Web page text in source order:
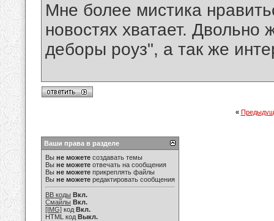
Мне более мистика
новостях хватает.
деборы роуз", а так же
«
Ваши права в разделе
Вы не можете создавать темы
Вы не можете отвечать на сообщения
Вы не можете прикреплять файлы
Вы не можете редактировать сообщения
BB коды Вкл.
Смайлы Вкл.
[IMG] код Вкл.
HTML код Выкл.